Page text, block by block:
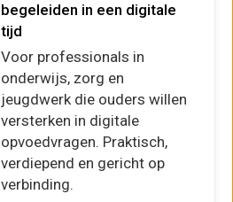
begeleiden in een digitale
tijd
Voor professionals in
onderwijs, zorg en
jeugdwerk die ouders willen
versterken in digitale
opvoedvragen. Praktisch,
verdiepend en gericht op
verbinding.